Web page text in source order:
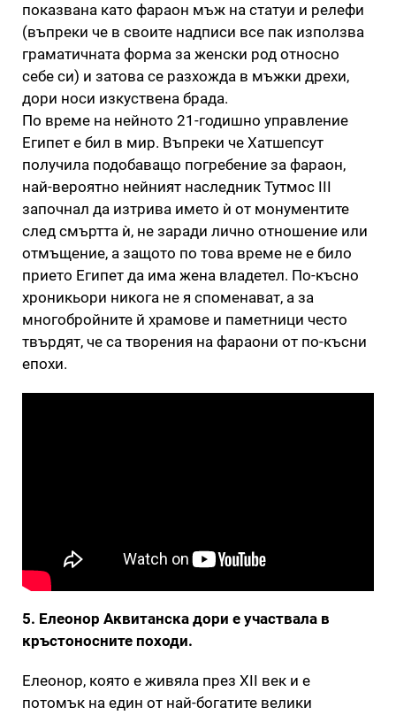
показвана като фараон мъж на статуи и релефи
(въпреки че в своите надписи все пак използва
граматичната форма за женски род относно
себе си) и затова се разхожда в мъжки дрехи,
дори носи изкуствена брада.
По време на нейното 21-годишно управление
Египет е бил в мир. Въпреки че Хатшепсут
получила подобаващо погребение за фараон,
най-вероятно нейният наследник Тутмос III
започнал да изтрива името ѝ от монументите
след смъртта ѝ, не заради лично отношение или
отмъщение, а защото по това време не е било
прието Египет да има жена владетел. По-късно
хроникьори никога не я споменават, а за
многобройните й храмове и паметници често
твърдят, че са творения на фараони от по-късни
епохи.
5. Елеонор Аквитанска дори е участвала в
кръстоносните походи.
Елеонор, която е живяла през XII век и е
потомък на един от най-богатите велики